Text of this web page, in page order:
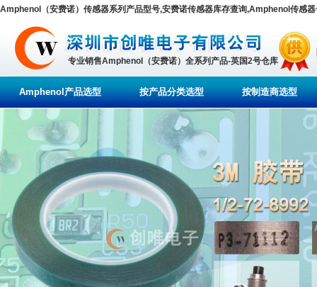
Amphenol（安费诺）传感器系列产品型号,安费诺传感器库存查询,Amphenol传感
专业销售Amphenol（安费诺）全系列产品-英国2号仓库
Amphenol产品选型 按产品分类选型 按制造商选型